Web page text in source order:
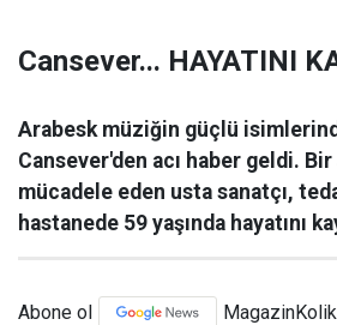
Cansever... HAYATINI
Arabesk müziğin güçlü
Cansever'den acı haber geldi.
mücadele eden usta sanatçı,
hastanede 59 yaşında hayatını
Abone ol MagazinKolik